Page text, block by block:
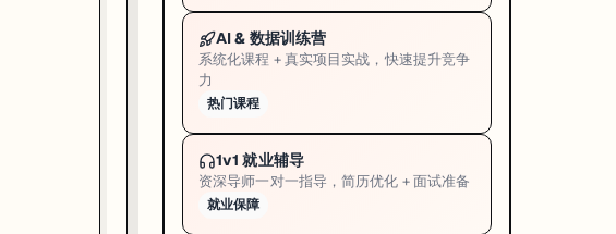
基础认证，均自动纳入新规则，不需要额外申请。CKA/CKAD/CKS 考试定价仍为
在报名距截止还剩 2 个月。
Bedrock 实操应用。所有完成毕业者获得 3 个月 AWS Skill Builder 订阅
AI & 数据训练营
系统化课程 + 真实项目实战，快速提升竞争
力
热门课程
1v1 就业辅导
资深导师一对一指导，简历优化 + 面试准备
就业保障